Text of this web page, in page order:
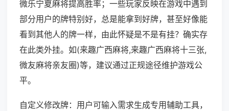
微乐宁夏麻将提高胜率；一些玩家反映在游戏中遇到
部分用户的牌特别好，总是能拿到好牌，甚至好像能
看到其他人的牌一样，由此怀疑是不是有挂？确实存
在此类外挂。如(来趣广西麻将,来趣广西麻将十三张,
微友麻将亲友圈)等，建议通过正规途径维护游戏公
平。
自定义修改牌：用户可输入需求生成专用辅助工具，